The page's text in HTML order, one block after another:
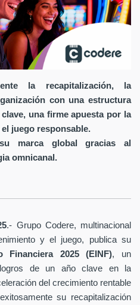
la recapitalización, la
con una estructura
una firme apuesta por la
juego responsable.
marca global gracias al
omnicanal.
.- Grupo Codere, multinacional
y el juego, publica su
Financiera 2025 (EINF), un
de un año clave en la
del crecimiento rentable
su recapitalización